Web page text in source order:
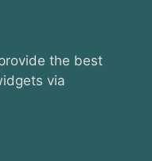
the best
via